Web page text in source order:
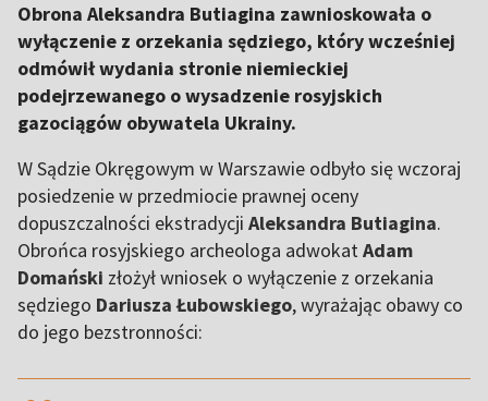
Obrona Aleksandra Butiagina zawnioskowała o
wyłączenie z orzekania sędziego, który wcześniej
odmówił wydania stronie niemieckiej
podejrzewanego o wysadzenie rosyjskich
gazociągów obywatela Ukrainy.
W Sądzie Okręgowym w Warszawie odbyło się wczoraj
posiedzenie w przedmiocie prawnej oceny
dopuszczalności ekstradycji Aleksandra Butiagina.
Obrońca rosyjskiego archeologa adwokatAdam
Domański złożył wniosek o wyłączenie z orzekania
sędziego Dariusza Łubowskiego, wyrażając obawy co
do jego bezstronności: